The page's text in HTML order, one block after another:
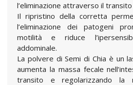
l’eliminazione attraverso il
Il ripristino della corretta
l’eliminazione dei patogeni
motilità e riduce
addominale.
La polvere di Semi di Chia è un
aumenta la massa fecale
transito e regolarizzando la